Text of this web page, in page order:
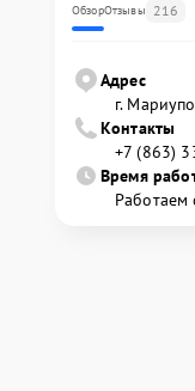
ОбзорОтзывы 216
Адрес
г.
Контакты
+7 (863)
Время
Работаем